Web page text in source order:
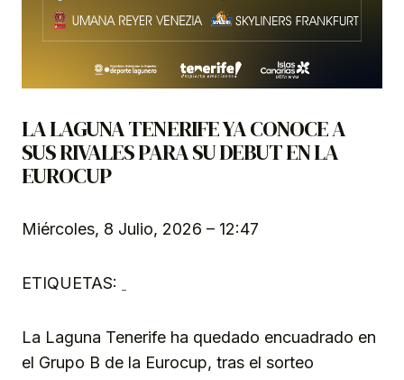
LA LAGUNA TENERIFE YA CONOCE A
SUS RIVALES PARA SU DEBUT EN LA
EUROCUP
Miércoles, 8 Julio, 2026 – 12:47
ETIQUETAS:
La Laguna Tenerife ha quedado encuadrado en
el Grupo B de la Eurocup, tras el sorteo